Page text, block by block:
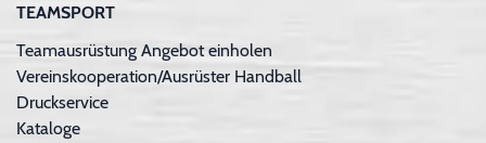
TEAMSPORT
Teamausrüstung Angebot einholen
Vereinskooperation/Ausrüster Handball
Druckservice
Kataloge